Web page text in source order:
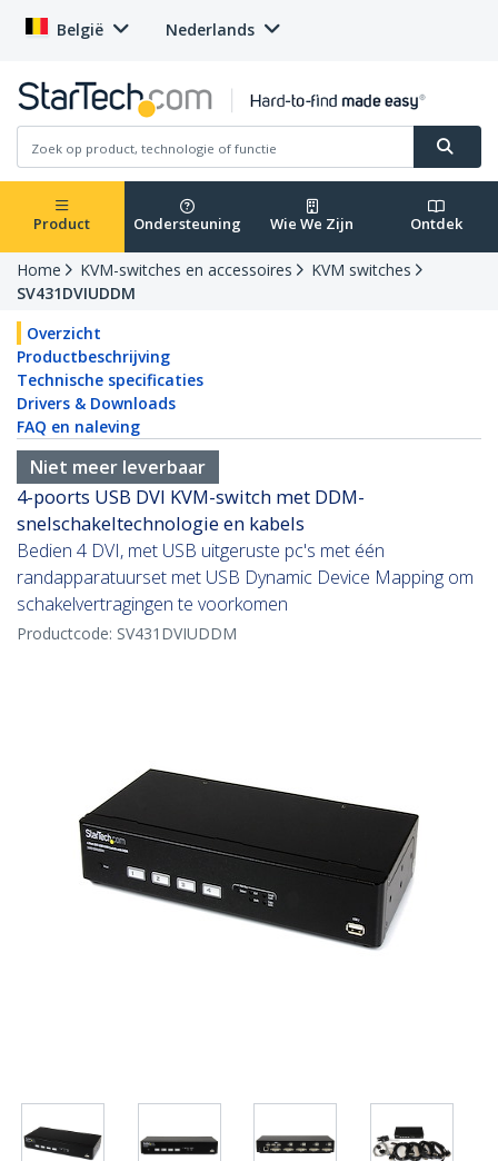
België Nederlands
Product Ondersteuning Wie We Zijn Ontdek
Home KVM-switches en accessoires
KVM switches
SV431DVIUDDM
Overzicht
Productbeschrijving
Technische specificaties
Drivers & Downloads
FAQ en naleving
Niet meer leverbaar
4-poorts USB DVI KVM-switch met DDM-
snelschakeltechnologie en kabels
Bedien 4 DVI, met USB uitgeruste pc's met één
randapparatuurset met USB Dynamic Device Mapping om
schakelvertragingen te voorkomen
Productcode: SV431DVIUDDM